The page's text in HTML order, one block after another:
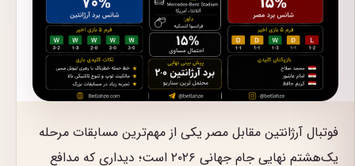
فوتبال آرژانتین مقابل مصر یکی از مهم‌ترین مسابقات مرحله
یک‌هشتم نهایی جام جهانی ۲۰۲۶ است؛ دیداری که مدافع